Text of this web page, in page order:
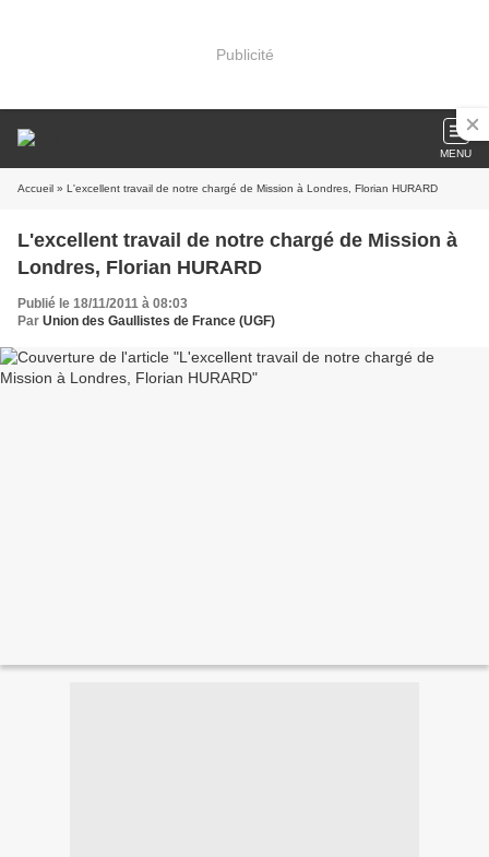
Publicité
MENU
Accueil » L'excellent travail de notre chargé de Mission à Londres, Florian HURARD
L'excellent travail de notre chargé de Mission à
Londres, Florian HURARD
Publié le 18/11/2011 à 08:03
Par Union des Gaullistes de France (UGF)